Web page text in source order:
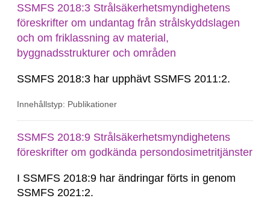
SSMFS 2018:3 Strålsäkerhetsmyndighetens
föreskrifter om undantag från strålskyddslagen
och om friklassning av material,
byggnadsstrukturer och områden
SSMFS 2018:3 har upphävt SSMFS 2011:2.
Innehållstyp: Publikationer
SSMFS 2018:9 Strålsäkerhetsmyndighetens
föreskrifter om godkända persondosimetritjänster
I SSMFS 2018:9 har ändringar förts in genom
SSMFS 2021:2.